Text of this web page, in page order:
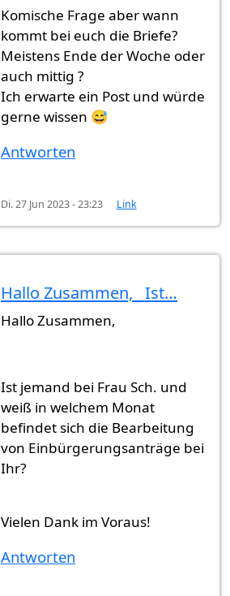
Komische Frage aber wann
kommt bei euch die Briefe?
Meistens Ende der Woche oder
auch mittig ?
Ich erwarte ein Post und würde
gerne wissen 😅
Antworten
Di. 27 Jun 2023 - 23:23 Link
Hallo Zusammen, Ist…
Hallo Zusammen,
Ist jemand bei Frau Sch. und
weiß in welchem Monat
befindet sich die Bearbeitung
von Einbürgerungsanträge bei
Ihr?
Vielen Dank im Voraus!
Antworten